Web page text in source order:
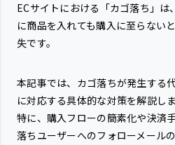
ECサイトにおける「カゴ落ち」は
に商品を入れても購入に至らない
失です。
本記事では、カゴ落ちが発生する
に対応する具体的な対策を解説しま
特に、購入フローの簡素化や決済
落ちユーザーへのフォローメール